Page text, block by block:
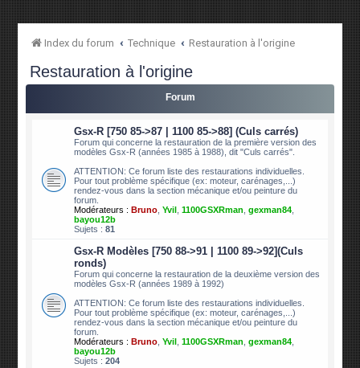
Index du forum Technique Restauration à l'origine
Restauration à l'origine
Forum
Gsx-R [750 85->87 | 1100 85->88] (Culs carrés)
Forum qui concerne la restauration de la première version des
modèles Gsx-R (années 1985 à 1988), dit "Culs carrés".
ATTENTION: Ce forum liste des restaurations individuelles.
Pour tout problème spécifique (ex: moteur, carénages,...)
rendez-vous dans la section mécanique et/ou peinture du
forum.
Modérateurs : Bruno ,Yvil ,1100GSXRman ,gexman84
bayou12b
Sujets :81
Gsx-R Modèles [750 88->91 | 1100 89->92](Culs
ronds)
Forum qui concerne la restauration de la deuxième version des
modèles Gsx-R (années 1989 à 1992)
ATTENTION: Ce forum liste des restaurations individuelles.
Pour tout problème spécifique (ex: moteur, carénages,...)
rendez-vous dans la section mécanique et/ou peinture du
forum.
Modérateurs : Bruno ,Yvil ,1100GSXRman ,gexman84
bayou12b
Sujets :204